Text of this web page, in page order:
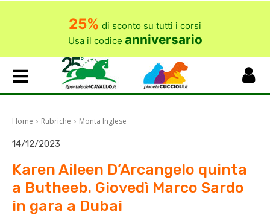
25% di sconto su tutti i corsi
Usa il codice anniversario
Home Rubriche Monta Inglese
14/12/2023
Karen Aileen D’Arcangelo quinta
a Butheeb. Giovedì Marco Sardo
in gara a Dubai